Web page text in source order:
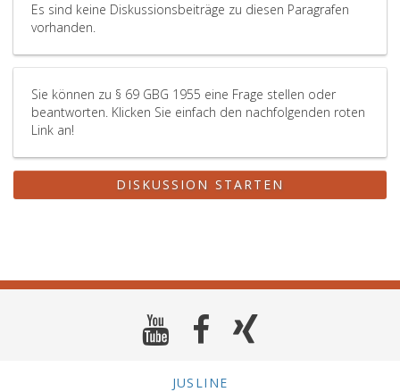
Es sind keine Diskussionsbeiträge zu diesen Paragrafen
vorhanden.
Sie können zu § 69 GBG 1955 eine Frage stellen oder
beantworten. Klicken Sie einfach den nachfolgenden roten
Link an!
DISKUSSION STARTEN
JUSLINE